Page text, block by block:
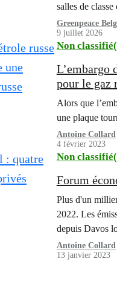
salles de
Greenpeace
9 juillet 2026
Non
L’embargo
pour le gaz
Alors que
une plaque
Antoine Collard
4 février 2023
Non
Forum
Plus d'un
2022. Les
depuis Davos
Antoine Collard
13 janvier 2023